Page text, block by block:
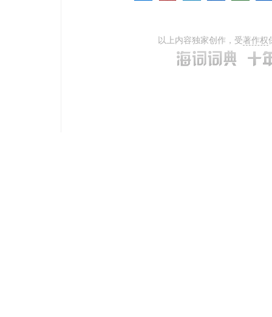
以上内容独家创作，受著作权